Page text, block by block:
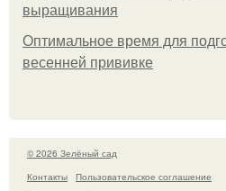
выращивания
Оптимальное время для
весенней прививке
© 2026 Зелёный сад
Контакты
Пользовательское соглашение